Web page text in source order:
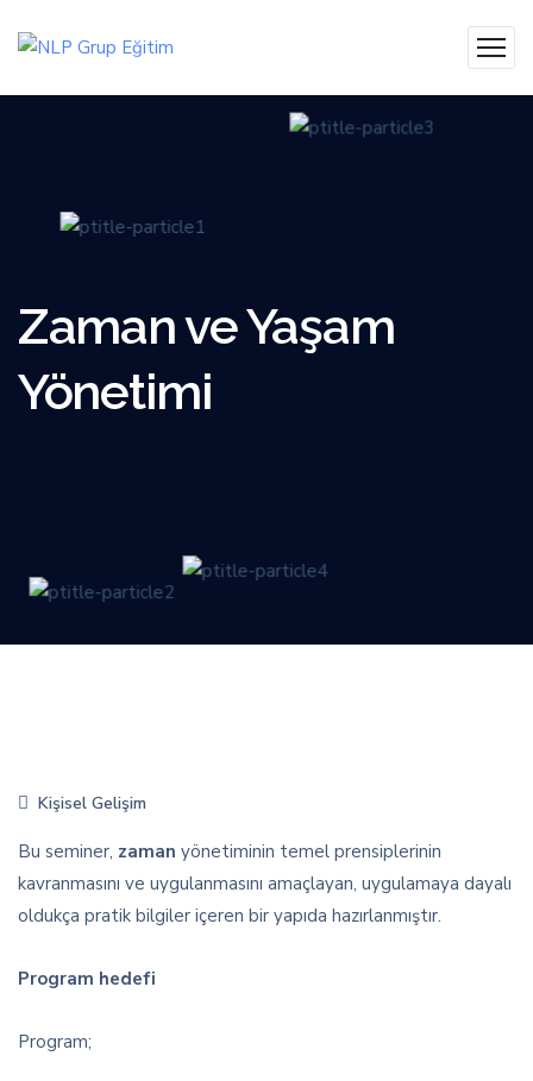
Zaman ve Yaşam
Yönetimi
Kişisel Gelişim
Bu seminer, zaman yönetiminin temel prensiplerinin
kavranmasını ve uygulanmasını amaçlayan, uygulamaya dayalı
oldukça pratik bilgiler içeren bir yapıda hazırlanmıştır.
Program hedefi
Program;